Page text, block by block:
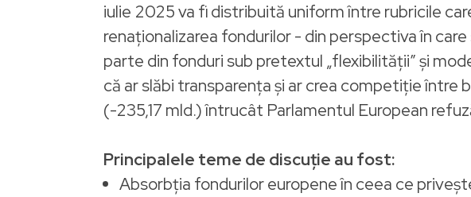
iulie 2025 va fi distribuită uniform între rubricile
renaționalizarea fondurilor - din perspectiva în
parte din fonduri sub pretextul „flexibilității” și
că ar slăbi transparența și ar crea competiție între
(-235,17 mld.) întrucât Parlamentul European
Principalele teme de discuție au fost:
Absorbția fondurilor europene în ceea ce